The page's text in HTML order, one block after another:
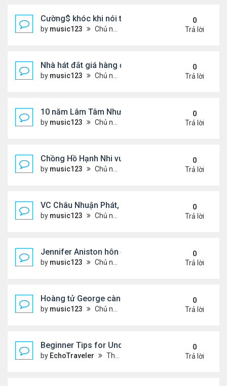
Cường$ khóc khi nói thật về hôn nhân
by music123 Chủ nhật Tháng 8 02, 2026 6:28 pm
0
Trả lời
Nhà hát đắt giá hàng đầu tg ở VN
by music123 Chủ nhật Tháng 8 02, 2026 6:20 pm
0
Trả lời
10 năm Lâm Tâm Như - Hoắc Kiến Hoa
by music123 Chủ nhật Tháng 8 02, 2026 6:11 pm
0
Trả lời
Chồng Hồ Hạnh Nhi vui vẻ ôm người cũ của vợ
by music123 Chủ nhật Tháng 8 02, 2026 6:05 pm
0
Trả lời
VC Châu Nhuận Phát, Lưu Gia Linh viếng vợ cũ ..
by music123 Chủ nhật Tháng 8 02, 2026 6:00 pm
0
Trả lời
Jennifer Aniston hôn đắm đuối bạn trai trên du
by music123 Chủ nhật Tháng 8 02, 2026 5:54 pm
0
Trả lời
Hoàng tử George càng lớn càng điển trai
by music123 Chủ nhật Tháng 8 02, 2026 5:47 pm
0
Trả lời
Beginner Tips for Understanding Diablo 4 Items
by EchoTraveler Thứ 7 Tháng 8 01, 2026 12:25 am
0
Trả lời